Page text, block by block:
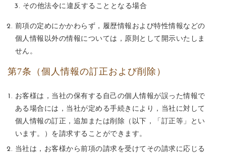
その他法令に違反することとなる場合
前項の定めにかかわらず，履歴情報および特性情報などの
個人情報以外の情報については，原則として開示いたしま
せん。
第7条（個人情報の訂正および削除）
お客様は，当社の保有する自己の個人情報が誤った情報で
ある場合には，当社が定める手続きにより，当社に対して
個人情報の訂正，追加または削除（以下，「訂正等」とい
います。）を請求することができます。
当社は，お客様から前項の請求を受けてその請求に応じる